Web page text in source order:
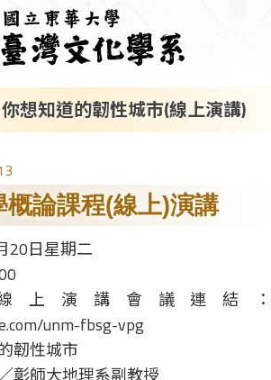
你想知道的韌性城市(線上演講)
概論課程(線上)演講
20日星期二
上演講會議連結：
unm-fbsg-vpg
韌性城市